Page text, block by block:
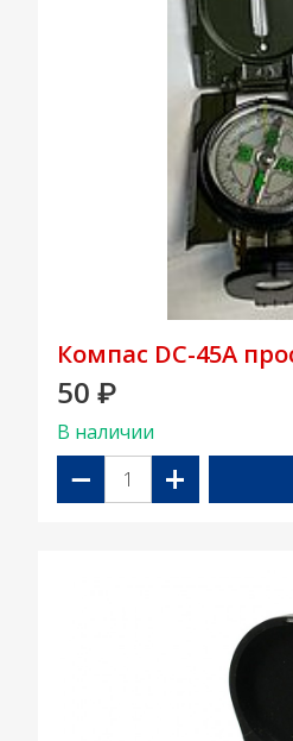
Компас DC-45A
50 ₽
В наличии
− +